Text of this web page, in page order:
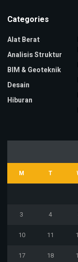
Categories
Alat Berat
Analisis Struktur
BIM & Geoteknik
Desain
Hiburan
M T
3 4
10 11
17 18